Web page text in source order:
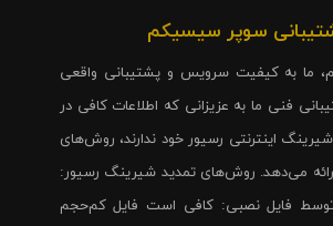
سوپر سیسیکم
ما به کیفیت سرویس و پشتیبانی واقعی
فنی ما به عزیزانی که اطلاعات کافی در
اینترنتی رسیور خود ندارند، روش‌های
می‌دهد. روش‌های تمدید شیرینگ رسیور:
فایل نصبی: کافی است فایل کم‌حجم